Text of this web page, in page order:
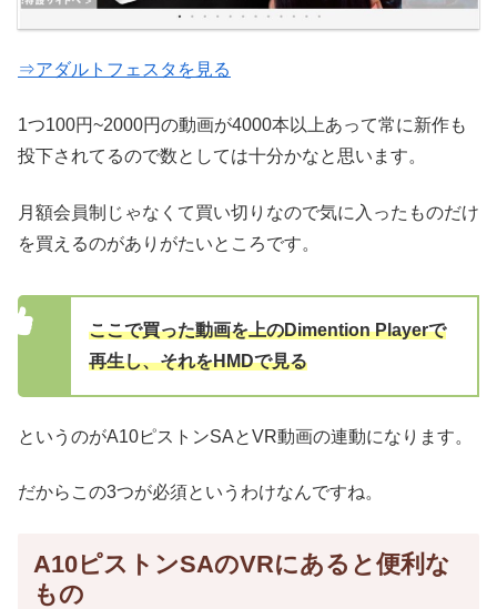
⇒アダルトフェスタを見る
1つ100円~2000円の動画が4000本以上あって常に新作も
投下されてるので数としては十分かなと思います。
月額会員制じゃなくて買い切りなので気に入ったものだけ
を買えるのがありがたいところです。
ここで買った動画を上のDimention Playerで
再生し、それをHMDで見る
というのがA10ピストンSAとVR動画の連動になります。
だからこの3つが必須というわけなんですね。
A10ピストンSAのVRにあると便利な
もの